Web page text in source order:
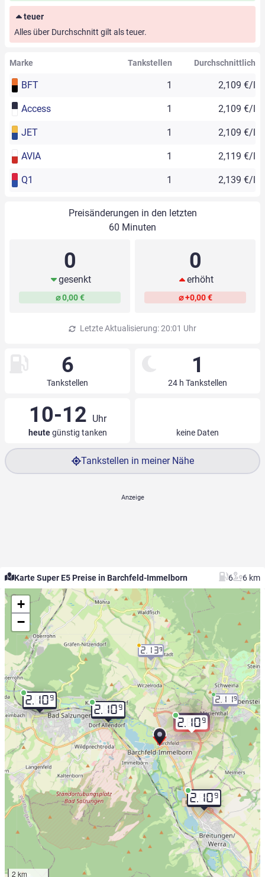
teuer
Alles über Durchschnitt gilt als teuer.
Marke Tankstellen Durchschnittlich
BFT 1 2,109 €/l
Access 1 2,109 €/l
JET 1 2,109 €/l
AVIA 1 2,119 €/l
Q1 1 2,139 €/l
Preisänderungen in den letzten
60 Minuten
0
gesenkt
⌀ 0,00 €
0
erhöht
⌀ +0,00 €
Letzte Aktualisierung: 20:01 Uhr
6
Tankstellen
1
24 h Tankstellen
10-12 Uhr
heutegünstig tanken keine Daten
Tankstellen in meiner Nähe
Karte Super E5 Preise in Barchfeld-Immelborn 6 6 km
2.109
2.109
2.109
2.109
2.139
2.119
+
−
2 km